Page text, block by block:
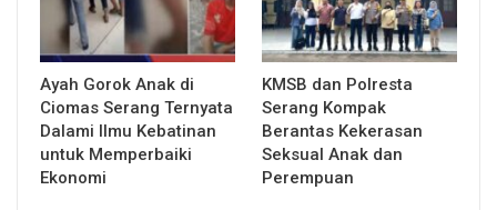
Ayah Gorok Anak di
Ciomas Serang Ternyata
Dalami Ilmu Kebatinan
untuk Memperbaiki
Ekonomi
KMSB dan Polresta
Serang Kompak
Berantas Kekerasan
Seksual Anak dan
Perempuan